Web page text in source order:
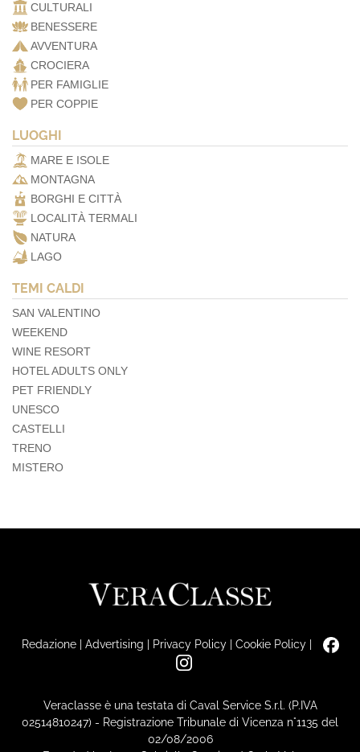
CULTURALI
BENESSERE
AVVENTURA
CROCIERA
PER FAMIGLIE
PER COPPIE
LUOGHI
MARE E ISOLE
MONTAGNA
BORGHI E CITTÀ
LOCALITÀ TERMALI
NATURA
LAGO
TEMI CALDI
SAN VALENTINO
WEEKEND
WINE RESORT
HOTEL ADULTS ONLY
PET FRIENDLY
UNESCO
CASTELLI
TRENO
MISTERO
Redazione| Advertising | Privacy Policy| Cookie Policy|
Veraclasse è una testata di Caval Service S.r.l. (P.IVA
02514810247) - Registrazione Tribunale di Vicenza n°1135 del
02/08/2006